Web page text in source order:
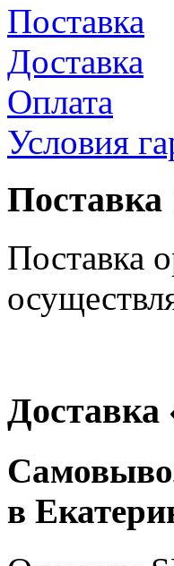
Поставка
Доставка
Оплата
Условия
Поставка
Поставка
Доставка
в